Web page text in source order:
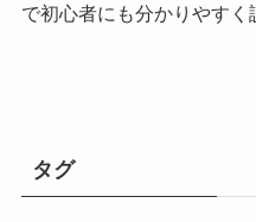
で初心者にも分かりやすく
タグ